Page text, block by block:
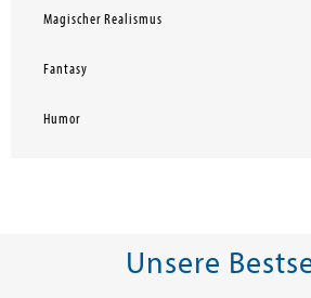
Magischer Realismus
Fantasy
Humor
Unsere